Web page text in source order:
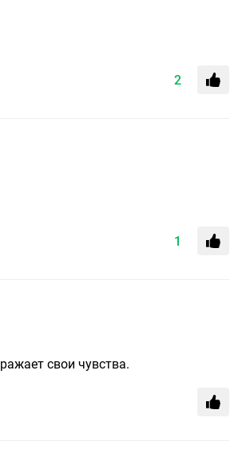
2
1
свои чувства.